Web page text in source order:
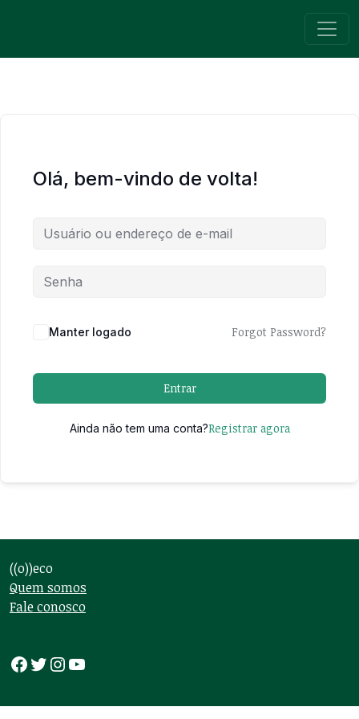
Olá, bem-vindo de volta!
Manter logado Forgot Password?
Entrar
Ainda não tem uma conta?Registrar agora
((o))eco
Quem somos
Fale conosco
Facebook
Twitter
Instagram
Youtube